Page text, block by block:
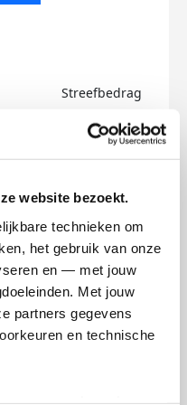
website bezoekt.
technieken om
het gebruik van onze
en — met jouw
Met jouw
partners gegevens
en technische
Streefbedrag